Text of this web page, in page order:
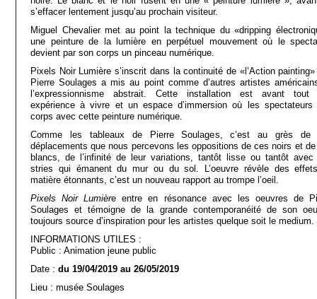
s’effacer lentement jusqu’au prochain visiteur.
Miguel Chevalier met au point la technique du «dripping
une peinture de la lumière en perpétuel mouvement où le
devient par son corps un pinceau numérique.
Pixels Noir Lumière s’inscrit dans la continuité de «l’Action
Pierre Soulages a mis au point comme d’autres artistes
l’expressionnisme abstrait. Cette installation est avant tout
expérience à vivre et un espace d’immersion où les spectateurs
corps avec cette peinture numérique.
Comme les tableaux de Pierre Soulages, c’est au grès de
déplacements que nous percevons les oppositions de ces noirs et
blancs, de l’infinité de leur variations, tantôt lisse ou tantôt avec
stries qui émanent du mur ou du sol. L’oeuvre révèle des
matière étonnants, c’est un nouveau rapport au trompe l’oeil.
Pixels Noir Lumière entre en résonance avec les oeuvres de
Soulages et témoigne de la grande contemporanéité de son
toujours source d’inspiration pour les artistes quelque soit le medium.
INFORMATIONS UTILES :
Public : Animation jeune public
Date : du 19/04/2019 au 26/05/2019
Lieu : musée Soulages